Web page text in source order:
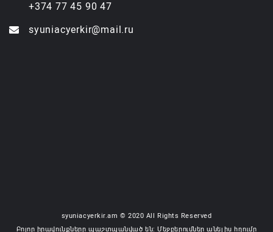
+374 77 45 90 47
syuniacyerkir@mail.ru
syuniacyerkir.am © 2020 All Rights Reserved
Բոլոր իրավունքները պաշտպանված են: Մեջբերումներ անելիս հղումը